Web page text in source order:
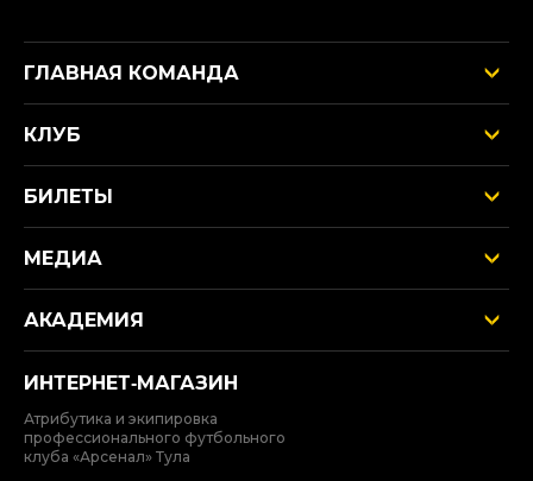
ГЛАВНАЯ КОМАНДА
КЛУБ
БИЛЕТЫ
МЕДИА
АКАДЕМИЯ
ИНТЕРНЕТ‑МАГАЗИН
Атрибутика и экипировка
профессионального футбольного
клуба «Арсенал» Тула